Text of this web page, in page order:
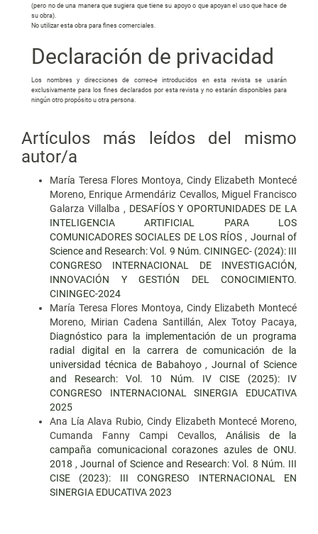
(pero no de una manera que sugiera que tiene su apoyo o que apoyan el uso que hace de
su obra).
No utilizar esta obra para fines comerciales.
Declaración de privacidad
Los nombres y direcciones de correo-e introducidos en esta revista se usarán
exclusivamente para los fines declarados por esta revista y no estarán disponibles para
ningún otro propósito u otra persona.
Artículos más leídos del mismo
autor/a
María Teresa Flores Montoya, Cindy Elizabeth Montecé
Moreno, Enrique Armendáriz Cevallos, Miguel Francisco
Galarza Villalba , DESAFÍOS Y OPORTUNIDADES DE LA
INTELIGENCIA ARTIFICIAL PARA LOS
COMUNICADORES SOCIALES DE LOS RÍOS , Journal of
Science and Research: Vol. 9 Núm. CININGEC- (2024): III
CONGRESO INTERNACIONAL DE INVESTIGACIÓN,
INNOVACIÓN Y GESTIÓN DEL CONOCIMIENTO.
CININGEC-2024
María Teresa Flores Montoya, Cindy Elizabeth Montecé
Moreno, Mirian Cadena Santillán, Alex Totoy Pacaya,
Diagnóstico para la implementación de un programa
radial digital en la carrera de comunicación de la
universidad técnica de Babahoyo ,Journal of Science
and Research: Vol. 10 Núm. IV CISE (2025): IV
CONGRESO INTERNACIONAL SINERGIA EDUCATIVA
2025
Ana Lía Alava Rubio, Cindy Elizabeth Montecé Moreno,
Cumanda Fanny Campi Cevallos, Análisis de la
campaña comunicacional corazones azules de ONU.
2018 ,Journal of Science and Research: Vol. 8 Núm. III
CISE (2023): III CONGRESO INTERNACIONAL EN
SINERGIA EDUCATIVA 2023